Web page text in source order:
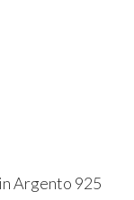
Argento 925